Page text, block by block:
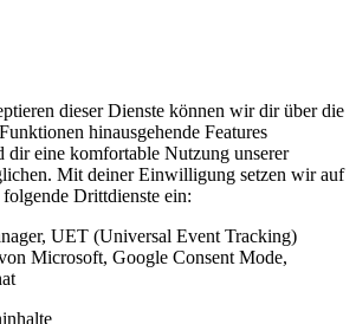
dieser Dienste können wir dir über die
hinausgehende Features
dir eine komfortable Nutzung unserer
Mit deiner Einwilligung setzen wir auf
folgende Drittdienste ein:
UET (Universal Event Tracking)
Microsoft, Google Consent Mode,